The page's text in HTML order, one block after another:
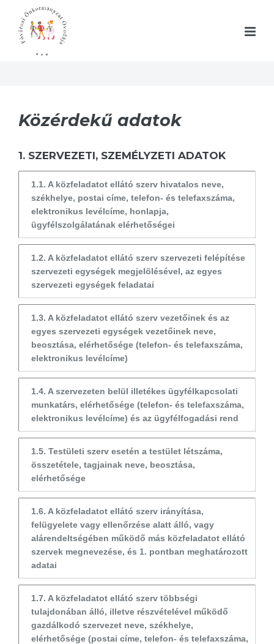
Közérdekű adatok
1. SZERVEZETI, SZEMÉLYZETI ADATOK
1.1. A közfeladatot ellátó szerv hivatalos neve,
székhelye, postai címe, telefon- és telefaxszáma,
elektronikus levélcíme, honlapja,
ügyfélszolgálatának elérhetőségei
1.2. A közfeladatot ellátó szerv szervezeti felépítése
szervezeti egységek megjelölésével, az egyes
szervezeti egységek feladatai
1.3. A közfeladatot ellátó szerv vezetőinek és az
egyes szervezeti egységek vezetőinek neve,
beosztása, elérhetősége (telefon- és telefaxszáma,
elektronikus levélcíme)
1.4. A szervezeten belül illetékes ügyfélkapcsolati
munkatárs, elérhetősége (telefon- és telefaxszáma,
elektronikus levélcíme) és az ügyfélfogadási rend
1.5. Testületi szerv esetén a testület létszáma,
összetétele, tagjainak neve, beosztása,
elérhetősége
1.6. A közfeladatot ellátó szerv irányítása,
felügyelete vagy ellenőrzése alatt álló, vagy
alárendeltségében működő más közfeladatot ellátó
szervek megnevezése, és 1. pontban meghatározott
adatai
1.7. A közfeladatot ellátó szerv többségi
tulajdonában álló, illetve részvételével működő
gazdálkodó szervezet neve, székhelye,
elérhetősége (postai címe, telefon- és telefaxszáma,